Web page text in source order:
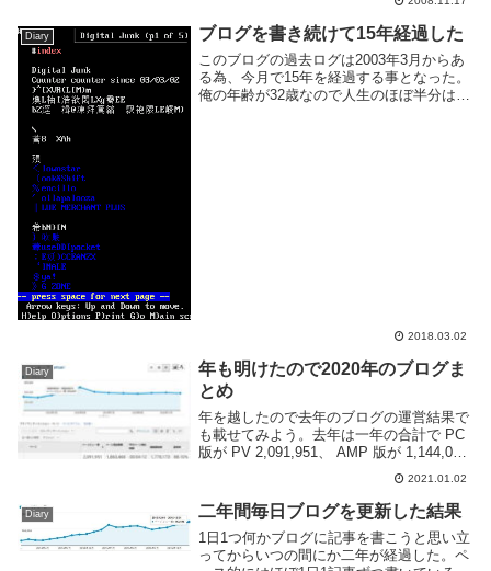
Diary ブログを書き続けて15年経過した
このブログの過去ログは2003年3月からあ
る為、今月で15年を経過する事となった。
俺の年齢が32歳なので人生のほぼ半分はブ
2018.03.02
Diary
年も明けたので2020年のブログま
とめ
年を越したので去年のブログの運営結果で
も載せてみよう。去年は一年の合計で PC
版が PV 2,091,951、 AMP 版が 1,144,087
の合計 3,236,038 あった。月別では一月か
ら五月にかけて徐々に増えていき最大で
PC...
2021.01.02
Diary 二年間毎日ブログを更新した結果
1日1つ何かブログに記事を書こうと思い立
ってからいつの間にか二年が経過した。ペ